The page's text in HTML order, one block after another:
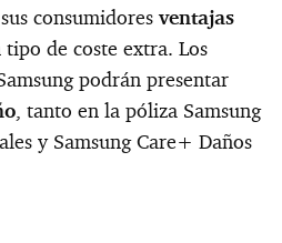
consumidoresventajas
de coste extra. Los
podrán presentar
, tanto en la póliza Samsung
y Samsung Care+ Daños